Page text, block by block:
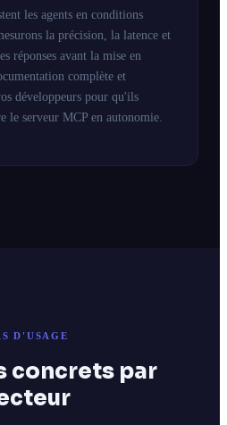
les agents en conditions
la précision, la latence et
réponses avant la mise en
complète et
développeurs pour qu'ils
le serveur MCP en autonomie.
D'USAGE
concrets par